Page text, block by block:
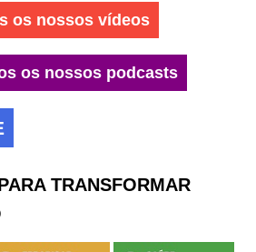
os nossos vídeos
os nossos podcasts
TRANSFORMAR